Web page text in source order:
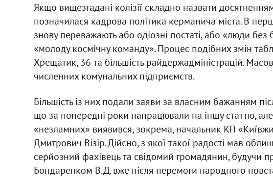
Якщо вищезгадані колізії складно назвати
позначилася кадрова політика керманича міста. В
знову переважають або одіозні постаті, або «люди без
«молоду космічну команду». Процес подібних змін
Хрещатик, 36 та більшість райдержадміністрацій.
численних комунальних підприємств.
Більшість із них подали заяви за власним бажанням
що за попередні роки напрацювали на іншу статтю,
«незламних» виявився, зокрема, начальник КП
Дмитрович Візір. Дійсно, з якої такої радості мав
серйозний фахівець та свідомий громадянин, будучи
Бондаренком В.Д. вже після перемоги народного